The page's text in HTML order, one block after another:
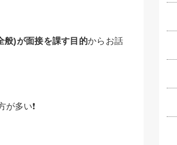
般)が面接を課す目的からお話
多い❗️